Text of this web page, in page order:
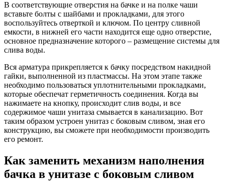
В соответствующие отверстия на бачке и на полке чаши
вставьте болты с шайбами и прокладками, для этого
воспользуйтесь отверткой и ключом. По центру сливной
емкости, в нижней его части находится еще одно отверстие,
основное предназначение которого – размещение системы для
слива воды.
Вся арматура прикрепляется к бачку посредством накидной
гайки, выполненной из пластмассы. На этом этапе также
необходимо пользоваться уплотнительными прокладками,
которые обеспечат герметичность соединения. Когда вы
нажимаете на кнопку, происходит слив воды, и все
содержимое чаши унитаза смывается в канализацию. Вот
таким образом устроен унитаз с боковым сливом, зная его
конструкцию, вы сможете при необходимости производить
его ремонт.
Как заменить механизм наполнения
бачка в унитазе с боковым сливом